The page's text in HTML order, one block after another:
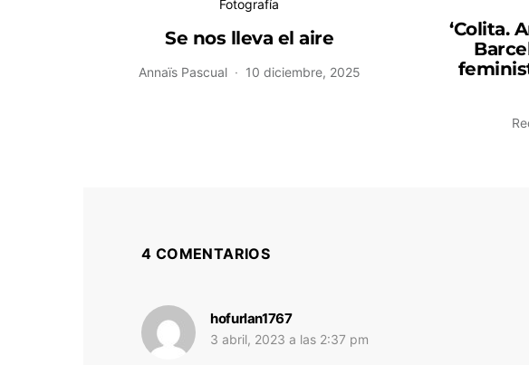
Fotografía
Se nos lleva el aire
Annaïs Pascual 10 diciembre, 2025
‘Colita.
4 COMENTARIOS
hofurlan1767dice:
3 abril, 2023 a las 2:37 pm